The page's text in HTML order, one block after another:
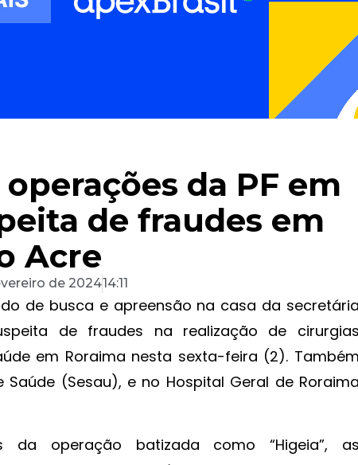
da PF em
de fraudes em
Acre
de 202414:11
de busca e apreensão na casa da secretária
de fraudes na realização de cirurgias
em Roraima nesta sexta-feira (2). Também
(Sesau), e no Hospital Geral de Roraima
operação batizada como “Higeia”, as